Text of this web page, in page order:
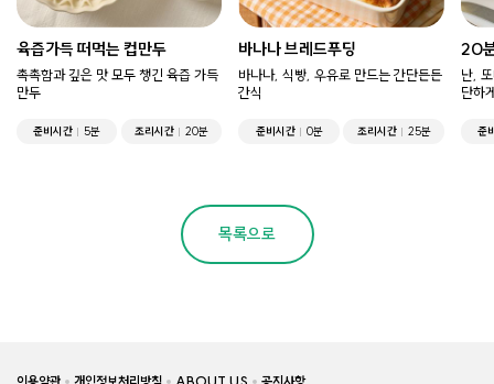
육즙가득 떠먹는 컵만두
촉촉함과 깊은 맛 모두 챙긴 육즙 가득
만두
준비시간 5분 조리시간 20분
바나나 브레드푸딩
바나나, 식빵, 우유로 만드는 간단든든
간식
준비시간 0분 조리시간 25분
20
난,
단하
준
목록으로